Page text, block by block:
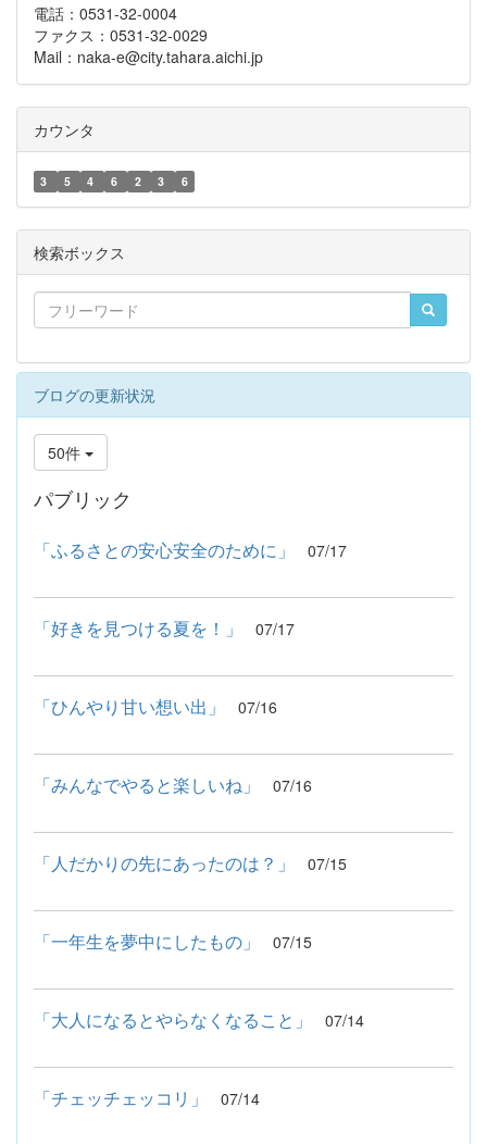
電話：0531-32-0004
ファクス：0531-32-0029
Mail：naka-e@city.tahara.aichi.jp
カウンタ
3 5 4 6 2 3 6
検索ボックス
ブログの更新状況
50件
パブリック
「ふるさとの安心安全のために」 07/17
「好きを見つける夏を！」 07/17
「ひんやり甘い想い出」 07/16
「みんなでやると楽しいね」 07/16
「人だかりの先にあったのは？」 07/15
「一年生を夢中にしたもの」 07/15
「大人になるとやらなくなること」 07/14
「チェッチェッコリ」 07/14